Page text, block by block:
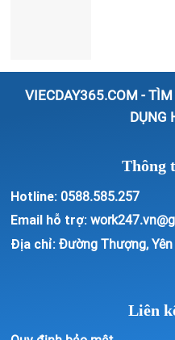
VIECDAY365.COM -
DỤNG
Thông
Hotline: 0588.585.257
Email hỗ trợ:
Địa chỉ: Đường Thượng,
Liên